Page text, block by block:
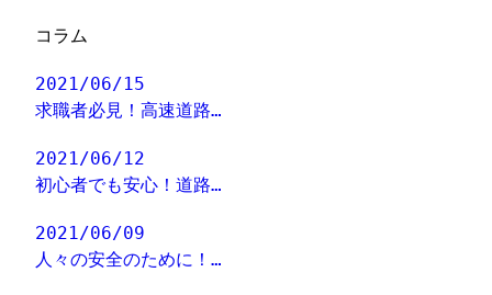
コラム
2021/06/15
求職者必見！高速道路…
2021/06/12
初心者でも安心！道路…
2021/06/09
人々の安全のために！…